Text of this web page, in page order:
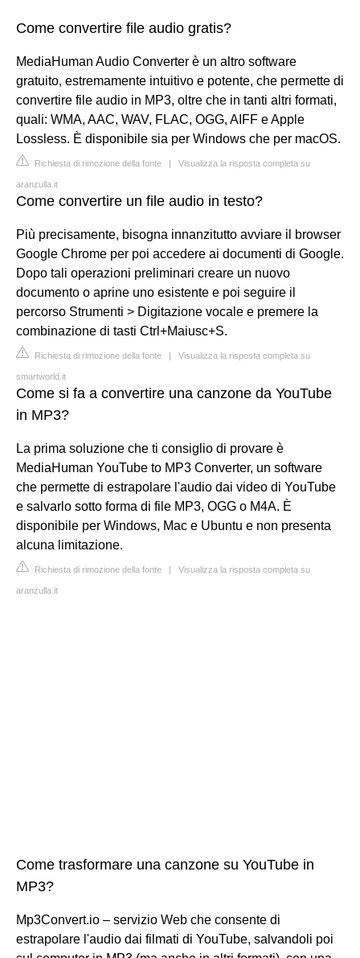
Come convertire file audio gratis?
MediaHuman Audio Converter è un altro software
gratuito, estremamente intuitivo e potente, che permette di
convertire file audio in MP3, oltre che in tanti altri formati,
quali: WMA, AAC, WAV, FLAC, OGG, AIFF e Apple
Lossless. È disponibile sia per Windows che per macOS.
Richiesta di rimozione della fonte | Visualizza la risposta completa su
aranzulla.it
Come convertire un file audio in testo?
Più precisamente, bisogna innanzitutto avviare il browser
Google Chrome per poi accedere ai documenti di Google.
Dopo tali operazioni preliminari creare un nuovo
documento o aprine uno esistente e poi seguire il
percorso Strumenti > Digitazione vocale e premere la
combinazione di tasti Ctrl+Maiusc+S.
Richiesta di rimozione della fonte | Visualizza la risposta completa su
smartworld.it
Come si fa a convertire una canzone da YouTube
in MP3?
La prima soluzione che ti consiglio di provare è
MediaHuman YouTube to MP3 Converter, un software
che permette di estrapolare l'audio dai video di YouTube
e salvarlo sotto forma di file MP3, OGG o M4A. È
disponibile per Windows, Mac e Ubuntu e non presenta
alcuna limitazione.
Richiesta di rimozione della fonte | Visualizza la risposta completa su
aranzulla.it
Come trasformare una canzone su YouTube in
MP3?
Mp3Convert.io – servizio Web che consente di
estrapolare l'audio dai filmati di YouTube, salvandoli poi